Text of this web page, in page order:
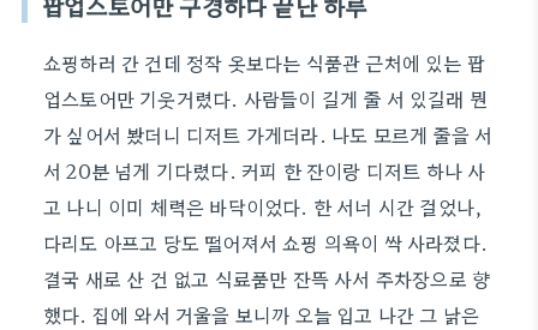
쇼핑하러 간 건데 정작 옷보다는 식품관 근처에 있는 팝
업스토어만 기웃거렸다. 사람들이 길게 줄 서 있길래 뭔
가 싶어서 봤더니 디저트 가게더라. 나도 모르게 줄을 서
서 20분 넘게 기다렸다. 커피 한 잔이랑 디저트 하나 사
고 나니 이미 체력은 바닥이었다. 한 서너 시간 걸었나,
다리도 아프고 당도 떨어져서 쇼핑 의욕이 싹 사라졌다.
결국 새로 산 건 없고 식료품만 잔뜩 사서 주차장으로 향
했다. 집에 와서 거울을 보니까 오늘 입고 나간 그 낡은